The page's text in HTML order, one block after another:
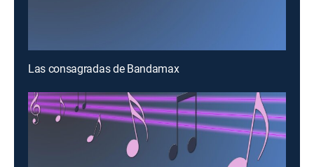
Las consagradas de Bandamax